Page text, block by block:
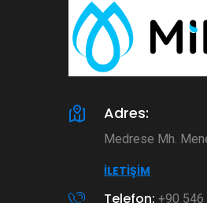
Adres:
Medrese Mh.
İLETIŞIM
Telefon: +90 546